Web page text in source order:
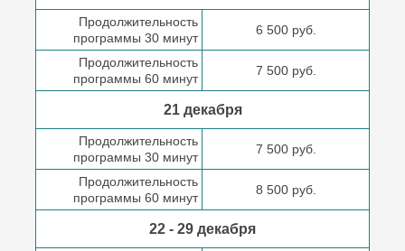
Продолжительность
программы 30 минут
6 500 руб.
Продолжительность
программы 60 минут
7 500 руб.
21 декабря
Продолжительность
программы 30 минут
7 500 руб.
Продолжительность
программы 60 минут
8 500 руб.
22 - 29 декабря